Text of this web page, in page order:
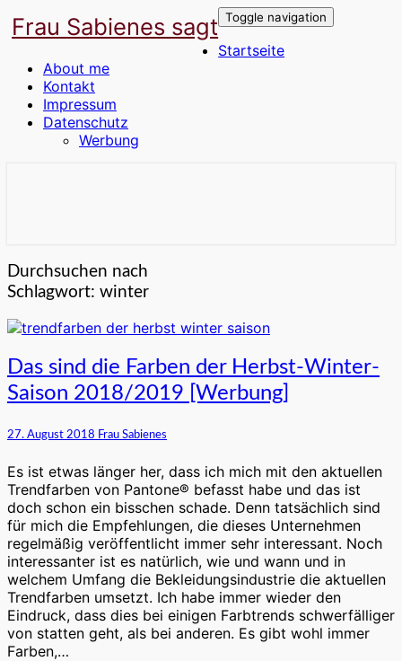
Toggle navigation
Frau Sabienes sagt
Startseite
About me
Kontakt
Impressum
Datenschutz
Werbung
Durchsuchen nach
Schlagwort: winter
Das
sind
die
der
Winter-
Saison
2018/2019
[Werbung]
Das sind die Farben der Herbst-Winter-
Saison 2018/2019 [Werbung]
27. August 2018 Frau Sabienes
Es ist etwas länger her, dass ich mich mit den aktuellen
Trendfarben von Pantone® befasst habe und das ist
doch schon ein bisschen schade. Denn tatsächlich sind
für mich die Empfehlungen, die dieses Unternehmen
regelmäßig veröffentlicht immer sehr interessant. Noch
interessanter ist es natürlich, wie und wann und in
welchem Umfang die Bekleidungsindustrie die aktuellen
Trendfarben umsetzt. Ich habe immer wieder den
Eindruck, dass dies bei einigen Farbtrends schwerfälliger
von statten geht, als bei anderen. Es gibt wohl immer
Farben,…